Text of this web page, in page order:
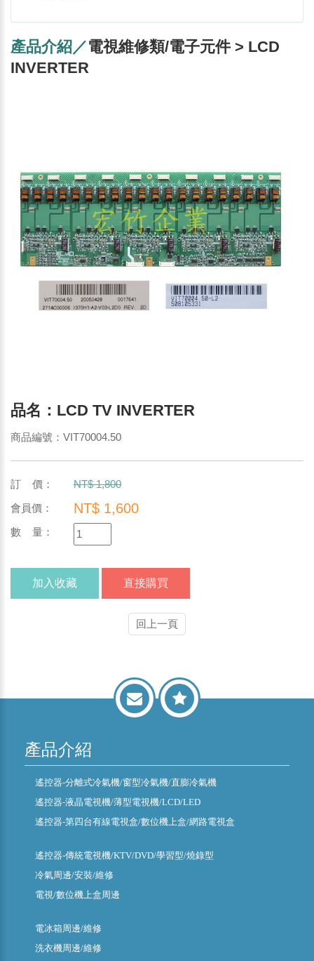
產品介紹／電視維修類/電子元件 > LCD
INVERTER
品名：LCD TV INVERTER
商品編號：VIT70004.50
訂 價：
NT$ 1,800
會員價：
NT$ 1,600
數 量：
加入收藏 直接購買
回上一頁
產品介紹
遙控器-分離式冷氣機/窗型冷氣機/直膨冷氣機
遙控器-液晶電視機/薄型電視機/LCD/LED
遙控器-第四台有線電視盒/數位機上盒/網路電視盒
遙控器-傳統電視機/KTV/DVD/學習型/燒錄型
冷氣周邊/安裝/維修
電視/數位機上盒周邊
電冰箱周邊/維修
洗衣機周邊/維修